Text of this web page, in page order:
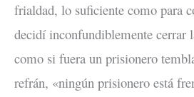
frialdad, lo suficiente como para
decidí inconfundiblemente cerrar
como si fuera un prisionero
refrán, «ningún prisionero está